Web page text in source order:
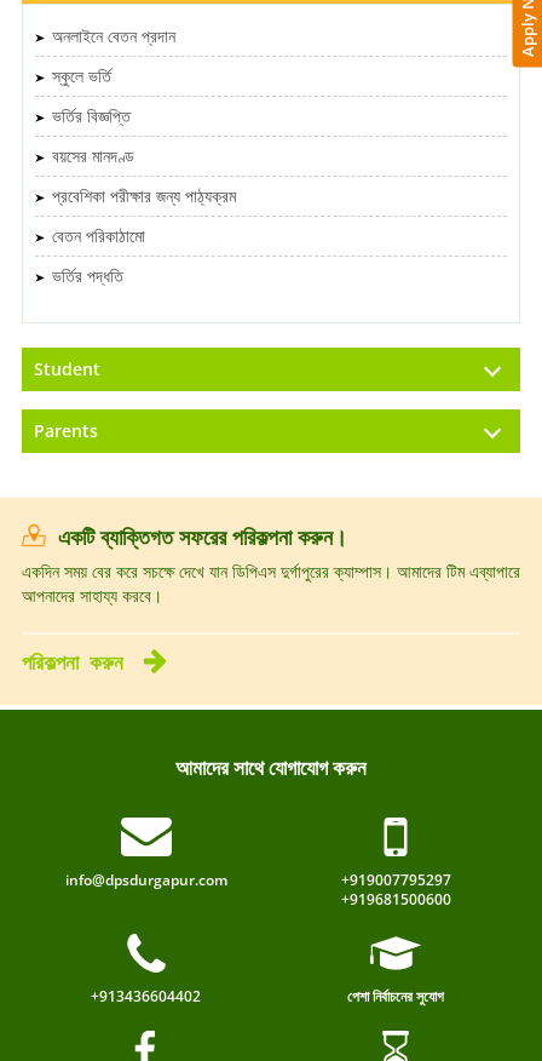
অনলাইনে বেতন প্রদান
স্কুলে ভর্তি
ভর্তির বিজ্ঞপ্তি
বয়সের মানদণ্ড
প্রবেশিকা পরীক্ষার জন্য পাঠ্যক্রম
বেতন পরিকাঠামো
ভর্তির পদ্ধতি
Student
Parents
একটি ব্যাক্তিগত সফরের পরিকল্পনা করুন।
একদিন সময় বের করে সচক্ষে দেখে যান ডিপিএস দুর্গাপুরের ক্যাম্পাস। আমাদের টিম এব্যাপারে
আপনাদের সাহায্য করবে।
পরিকল্পনা করুন
আমাদের সাথে যোগাযোগ করুন
info@dpsdurgapur.com
+919007795297
+919681500600
+913436604402 পেশা নির্বাচনের সুযোগ